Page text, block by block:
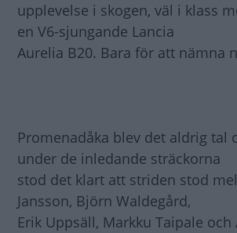
upplevelse i skogen, väl i klass
en V6-sjungande Lancia
Aurelia B20. Bara för att nämna
Promenadåka blev det aldrig tal
under de inledande sträckorna
stod det klart att striden stod
Jansson, Björn Waldegård,
Erik Uppsäll, Markku Taipale och